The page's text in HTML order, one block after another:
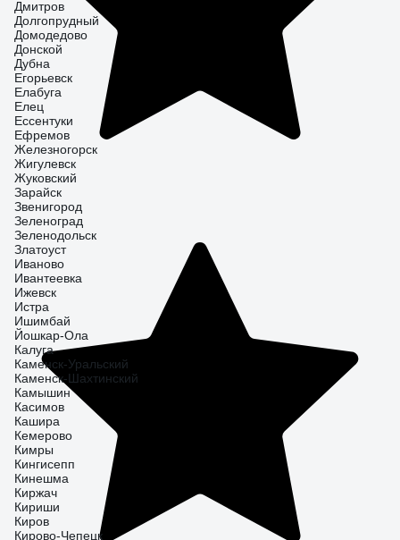
Дмитров
Долгопрудный
Домодедово
Донской
Дубна
Егорьевск
Елабуга
Елец
Ессентуки
Ефремов
Железногорск
Жигулевск
Жуковский
Зарайск
Звенигород
Зеленоград
Зеленодольск
Златоуст
Иваново
Ивантеевка
Ижевск
Истра
Ишимбай
Йошкар-Ола
Калуга
Каменск-Уральский
Каменск-Шахтинский
Камышин
Касимов
Кашира
Кемерово
Кимры
Кингисепп
Кинешма
Киржач
Кириши
Киров
Кирово-Чепецк